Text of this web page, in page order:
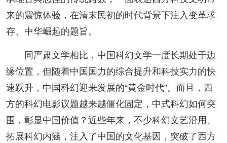
来的震惊体验，在清末民初的时代背景下注入变革求
存、中华崛起的题旨。
同严肃文学相比，中国科幻文学一度长期处于边
缘位置，但随着中国国力的综合提升和科技实力的快
速跃升，中国科幻迎来发展的“黄金时代”。而且，西
方的科幻电影议题越来越僵化固定，中式科幻如何突
围，彰显中国价值？近些年来，不少科幻文艺沿用、
拓展科幻内涵，注入了中国的文化基因，突破了西方